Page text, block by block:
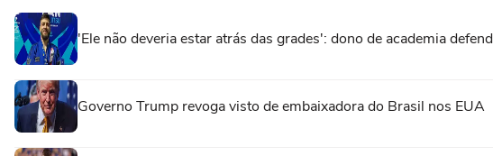
'Ele não deveria estar atrás das grades': dono de academia
Governo Trump revoga visto de embaixadora do Brasil nos EUA